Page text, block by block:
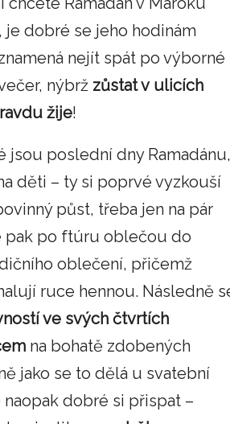
dobré se jeho hodinám
nejít spát po výborné
nýbrž zůstat v ulicích
žije!
jsou poslední dny Ramadánu,
děti – ty si poprvé vyzkouší
půst, třeba jen na pár
pak po ftúru oblečou do
oblečení, přičemž
ruce hennou. Následně
ve svých čtvrtích
na bohatě zdobených
jako se to dělá u svatební
naopak dobré si přispat –